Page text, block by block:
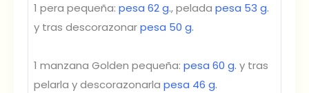
1 pera pequeña: pesa 62 g., pelada pesa 53 g.
y tras descorazonarpesa 50 g.
1 manzana Golden pequeña: pesa 60 g. y tras
pelarla y descorazonarla pesa 46 g.